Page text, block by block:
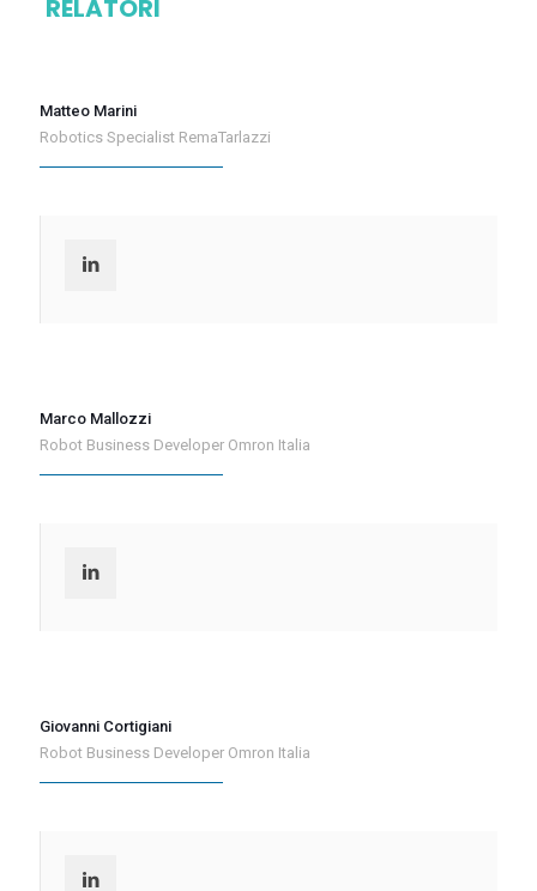
RELATORI
Matteo Marini
Robotics Specialist RemaTarlazzi
Marco Mallozzi
Robot Business Developer Omron Italia
Giovanni Cortigiani
Robot Business Developer Omron Italia